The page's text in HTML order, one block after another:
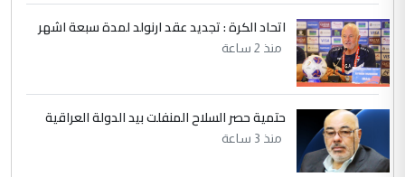
الموضوع :
الجواهري يرد على صدام حسين سل
مضجعيك يابن الزنا (نص كامل)
5 حيدر عاشور
التعليق : تحياتي لك استاذ حامدتركان. كلام
دقيق ومسؤول؛ فالاستثمار الحقيقي للإنسان
وثروات البلد يعتمد على الكفاءة ...
اتحاد الكرة : تجديد عقد ارنولد لمدة سبعة اشهر
منذ 2 ساعة
حتمية حصر السلاح المنفلت بيد الدولة العراقية
منذ 3 ساعة